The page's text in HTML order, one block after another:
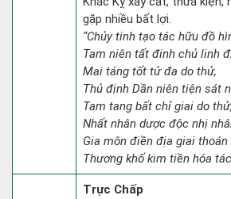
gặp nhiều bất lợi.
“Chủy tinh tạo tác hữu đồ
Tam niên tất đinh chủ linh
Mai táng tốt tử đa do thử,
Thủ định Dần niên tiện sát
Tam tang bất chỉ giai do thử,
Nhất nhân dược độc nhị
Gia môn điền địa giai thoán
Thương khố kim tiền hóa
Trực Chấp